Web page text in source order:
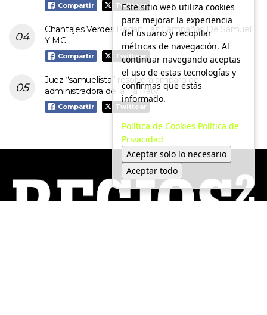
Compartir Twittear
Chantajes Verdes Pagan Las Campañas De Samuel
Y MC
Compartir Twittear
Juez “samuelista” resolverá amparo de
administradora de la Tía Paty
Compartir Twittear
Este sitio web utiliza cookies
para mejorar la experiencia
del usuario y recopilar
métricas de navegación. Al
continuar navegando aceptas
el uso de estas tecnologías y
confirmas que estás
informado.
Política de Cookies Política de
Privacidad
Aceptar solo lo necesario
Aceptar todo